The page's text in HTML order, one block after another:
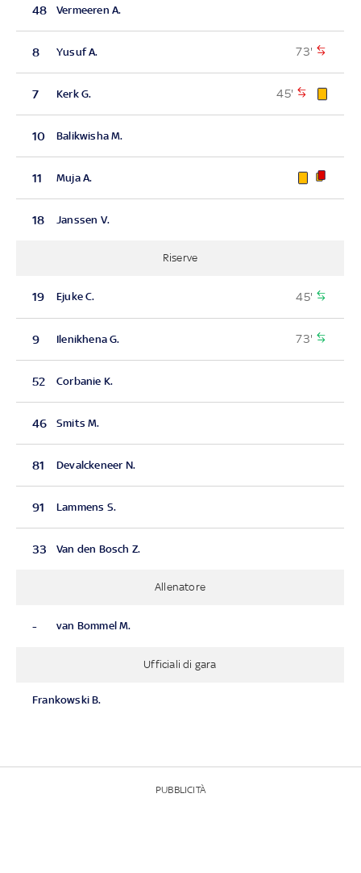
48 Vermeeren A.
8 Yusuf A. 73'
7 Kerk G. 45'
10 Balikwisha M.
11 Muja A.
18 Janssen V.
Riserve
19 Ejuke C. 45'
9 Ilenikhena G. 73'
52 Corbanie K.
46 Smits M.
81 Devalckeneer N.
91 Lammens S.
33 Van den Bosch Z.
Allenatore
- van Bommel M.
Ufficiali di gara
Frankowski B.
PUBBLICITÀ